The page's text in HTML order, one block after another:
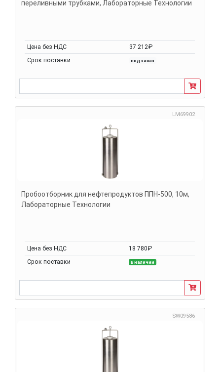
переливными трубками, Лабораторные Технологии
Цена без НДС
37 212₽
Срок поставки
под заказ
LM69902
Пробоотборник для нефтепродуктов ППН-500, 10м,
Лабораторные Технологии
Цена без НДС
18 780₽
Срок поставки
в наличии
SW09586